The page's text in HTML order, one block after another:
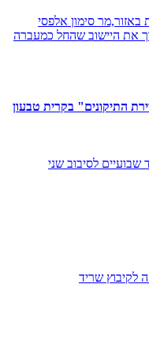
באזור,מר סימון אלפסי
את היישוב שהחל כמעברה
התיקונים" בקרית טבעון
שבועיים לסיבוב שני
לקיבוץ שריד